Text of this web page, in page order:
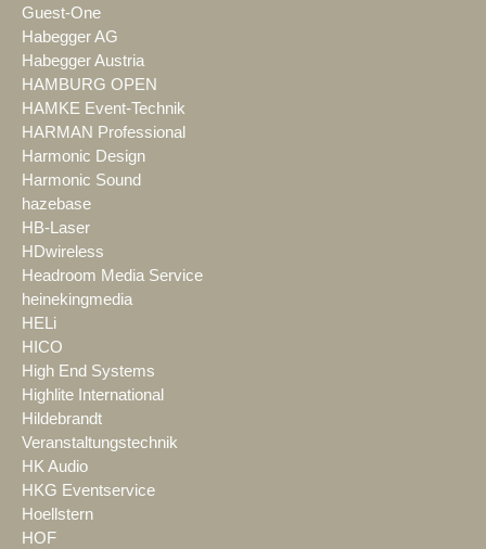
Guest-One
Habegger AG
Habegger Austria
HAMBURG OPEN
HAMKE Event-Technik
HARMAN Professional
Harmonic Design
Harmonic Sound
hazebase
HB-Laser
HDwireless
Headroom Media Service
heinekingmedia
HELi
HICO
High End Systems
Highlite International
Hildebrandt
Veranstaltungstechnik
HK Audio
HKG Eventservice
Hoellstern
HOF